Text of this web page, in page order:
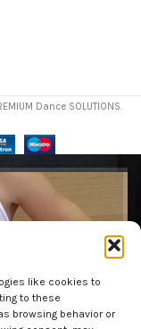
like cookies to
to these
browsing behavior or
Dance SOLUTIONS.
och få